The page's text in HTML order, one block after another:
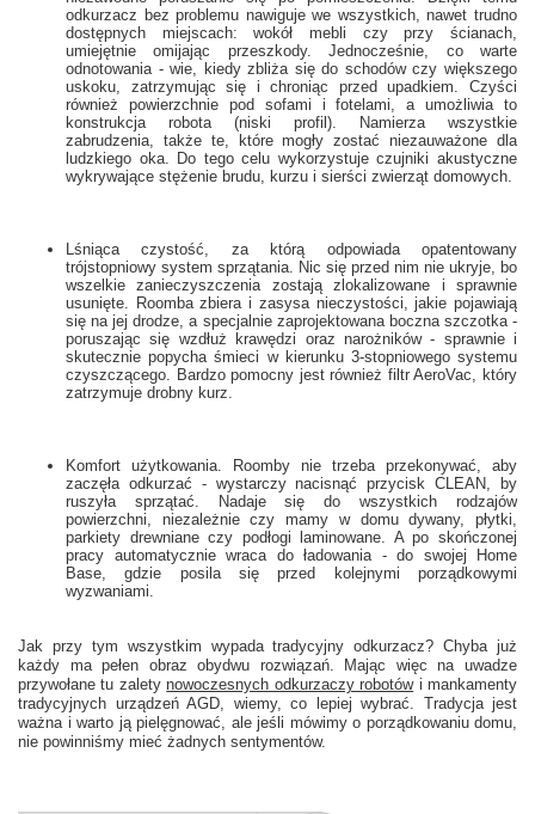
odkurzacz bez problemu nawiguje we wszystkich, nawet trudno
dostępnych miejscach: wokół mebli czy przy ścianach,
umiejętnie omijając przeszkody. Jednocześnie, co warte
odnotowania - wie, kiedy zbliża się do schodów czy większego
uskoku, zatrzymując się i chroniąc przed upadkiem. Czyści
również powierzchnie pod sofami i fotelami, a umożliwia to
konstrukcja robota (niski profil). Namierza wszystkie
zabrudzenia, także te, które mogły zostać niezauważone dla
ludzkiego oka. Do tego celu wykorzystuje czujniki akustyczne
wykrywające stężenie brudu, kurzu i sierści zwierząt domowych.
Lśniąca czystość, za którą odpowiada opatentowany
trójstopniowy system sprzątania. Nic się przed nim nie ukryje, bo
wszelkie zanieczyszczenia zostają zlokalizowane i sprawnie
usunięte. Roomba zbiera i zasysa nieczystości, jakie pojawiają
się na jej drodze, a specjalnie zaprojektowana boczna szczotka -
poruszając się wzdłuż krawędzi oraz narożników - sprawnie i
skutecznie popycha śmieci w kierunku 3-stopniowego systemu
czyszczącego. Bardzo pomocny jest również filtr AeroVac, który
zatrzymuje drobny kurz.
Komfort użytkowania. Roomby nie trzeba przekonywać, aby
zaczęła odkurzać - wystarczy nacisnąć przycisk CLEAN, by
ruszyła sprzątać. Nadaje się do wszystkich rodzajów
powierzchni, niezależnie czy mamy w domu dywany, płytki,
parkiety drewniane czy podłogi laminowane. A po skończonej
pracy automatycznie wraca do ładowania - do swojej Home
Base, gdzie posila się przed kolejnymi porządkowymi
wyzwaniami.
Jak przy tym wszystkim wypada tradycyjny odkurzacz? Chyba już
każdy ma pełen obraz obydwu rozwiązań. Mając więc na uwadze
przywołane tu zaletynowoczesnych odkurzaczy robotówi mankamenty
tradycyjnych urządzeń AGD, wiemy, co lepiej wybrać. Tradycja jest
ważna i warto ją pielęgnować, ale jeśli mówimy o porządkowaniu domu,
nie powinniśmy mieć żadnych sentymentów.